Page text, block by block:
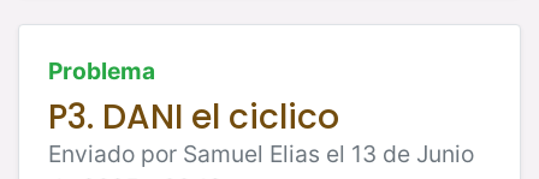
Problema
P3. DANI el ciclico
Enviado por Samuel Elias el 13 de Junio